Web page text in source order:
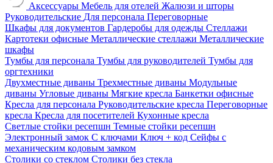
Аксессуары Мебель для отелей Жалюзи и шторы
Руководительские Для персонала Переговорные
Шкафы для документов Гардеробы для одежды Стеллажи
Картотеки офисные Металлические стеллажи Металлические
шкафы
Тумбы для персонала Тумбы для руководителей Тумбы для
оргтехники
Двухместные диваны Трехместные диваны Модульные
диваны Угловые диваны Мягкие кресла Банкетки офисные
Кресла для персонала Руководительские кресла Переговорные
кресла Кресла для посетителей Кухонные кресла
Светлые стойки ресепшн Темные стойки ресепшн
Электронный замок С ключами Ключ + код Сейфы с
механическим кодовым замком
Столики со стеклом Столики без стекла